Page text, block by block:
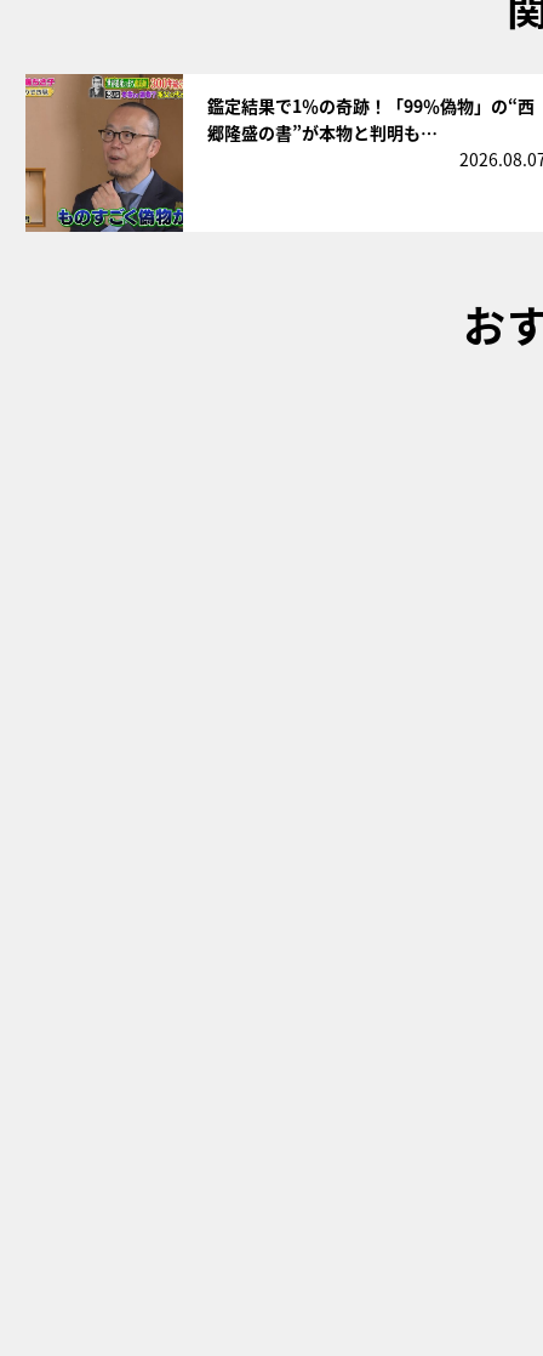
鑑定結果で1％の奇跡！「99％偽物」の“西
郷隆盛の書”が本物と判明も…
お